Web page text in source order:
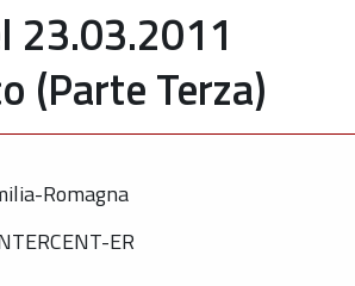
23.03.2011
(Parte Terza)
Romagna
ER